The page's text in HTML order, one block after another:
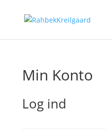
Min Konto
Log ind